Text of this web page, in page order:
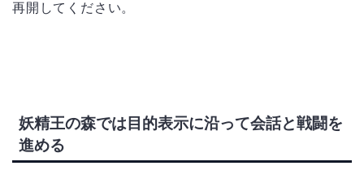
再開してください。
妖精王の森では目的表示に沿って会話と戦闘を
進める